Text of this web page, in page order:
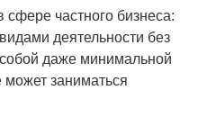
частного бизнеса:
деятельности без
собой даже минимальной
может заниматься